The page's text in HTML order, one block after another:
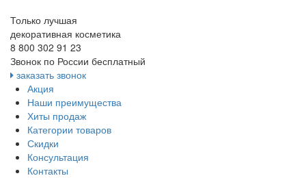
Только лучшая
декоративная косметика
8 800 302 91 23
Звонок по России бесплатный
заказать звонок
Акция
Наши преимущества
Хиты продаж
Категории товаров
Скидки
Консультация
Контакты